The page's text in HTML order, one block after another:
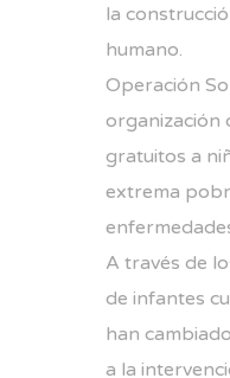
la
humano.
Operación
organización
gratuitos a
extrema
A través de
de infantes
han
a la